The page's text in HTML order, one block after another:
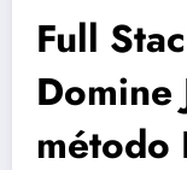
Full
Domine
método